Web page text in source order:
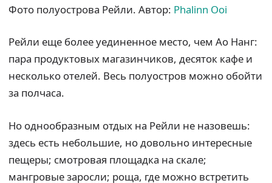
Фото полуострова Рейли. Автор: Phalinn Ooi
Рейли еще более уединенное место, чем Ао Нанг:
пара продуктовых магазинчиков, десяток кафе и
несколько отелей. Весь полуостров можно обойти
за полчаса.
Но однообразным отдых на Рейли не назовешь:
здесь есть небольшие, но довольно интересные
пещеры; смотровая площадка на скале;
мангровые заросли; роща, где можно встретить